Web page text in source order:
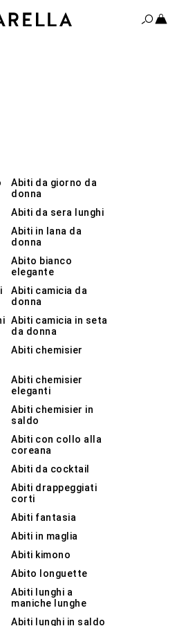
Abiti da giorno da
donna
Abiti da sera lunghi
Abiti in lana da
donna
Abito bianco
elegante
Abiti camicia da
donna
Abiti camicia in seta
da donna
Abiti chemisier
Abiti chemisier
eleganti
Abiti chemisier in
saldo
Abiti con collo alla
coreana
Abiti da cocktail
Abiti drappeggiati
corti
Abiti fantasia
Abiti in maglia
Abiti kimono
Abito longuette
Abiti lunghi a
maniche lunghe
Abiti lunghi in saldo